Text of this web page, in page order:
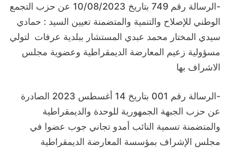
-الرسالة رقم 749 بتاريخ 10/08/2023 عن حزب التجمع
الوطني للإصلاح والتنمية والمتضمنة تعيين السيد : حمادي
سيدي المختار محمد عبدي المستشار ببلدية عرفات لتولي
مسؤولية زعيم المعارضة الديمقراطية وعضوية مجلس
الاشراف بها
-الرسالة رقم 001 بتاريخ 14 أغسطس 2023 الصادرة
عن حزب الجبهة الجمهورية للوحدة والديمقراطية
والمتضمنة تسمية النائب أمدو تجاني جوب عضوا في
مجلس الإشراف بمؤسسة المعارضة الديمقراطية